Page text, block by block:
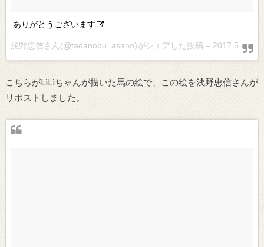
ありがとうございます
浅野忠信さん(@tadanobu_asano)がシェアした投稿 – 2017 5月 11 11:08午前 PDT
こちらがLiLiちゃんが描いた馬の絵で、この絵を浅野忠信さんが
リポストしました。